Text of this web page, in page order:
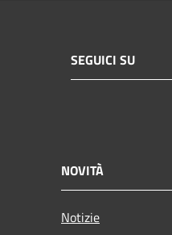
SEGUICI SU
NOVITÀ
Notizie